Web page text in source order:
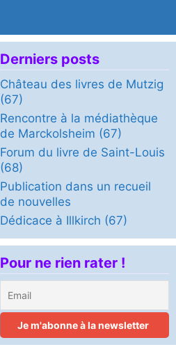
Derniers posts
Château des livres de Mutzig
(67)
Rencontre à la médiathèque
de Marckolsheim (67)
Forum du livre de Saint-Louis
(68)
Publication dans un recueil
de nouvelles
Dédicace à Illkirch (67)
Pour ne rien rater !